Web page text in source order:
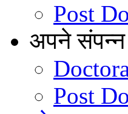
Post
अपने
Post